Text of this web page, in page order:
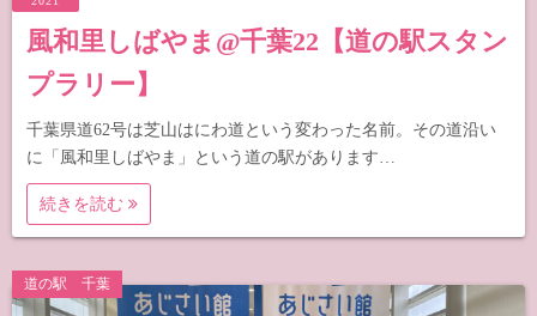
風和里しばやま@千葉22【道の駅スタン
プラリー】
千葉県道62号は芝山はにわ道という変わった名前。その道沿い
に「風和里しばやま」という道の駅があります…
続きを読む
道の駅 千葉